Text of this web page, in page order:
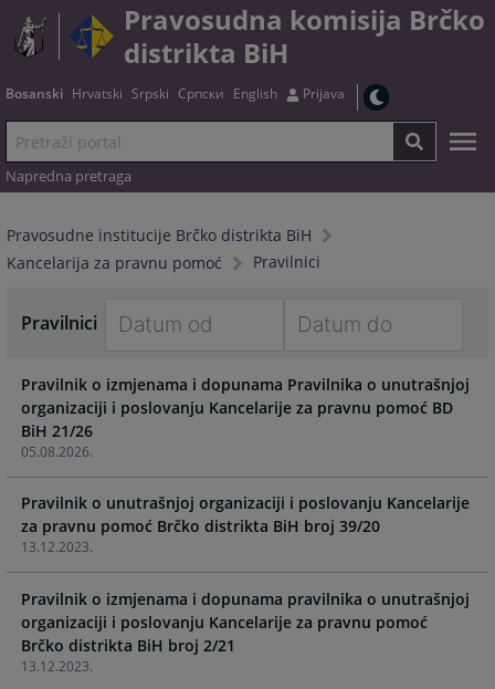
Pravosudna komisija Brčko
distrikta BiH
Bosanski Hrvatski Srpski Српски English Prijava
Napredna pretraga
Pravosudne institucije Brčko distrikta BiH
Kancelarija za pravnu pomoć
Pravilnici
Pravilnici
forward
to
the
calendar
and
a
date.
Press
the
forward
to
the
calendar
and
a
date.
Press
05.08.2026.
Pravilnik o izmjenama i dopunama Pravilnika o unutrašnjoj
organizaciji i poslovanju Kancelarije za pravnu pomoć BD
BiH 21/26
13.12.2023.
Pravilnik o unutrašnjoj organizaciji i poslovanju Kancelarije
za pravnu pomoć Brčko distrikta BiH broj 39/20
13.12.2023.
Pravilnik o izmjenama i dopunama pravilnika o unutrašnjoj
organizaciji i poslovanju Kancelarije za pravnu pomoć
Brčko distrikta BiH broj 2/21